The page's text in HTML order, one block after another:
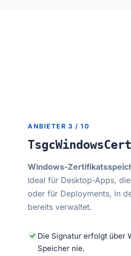
ANBIETER 3 / 10
Windows-
Ideal für Desktop-Apps,
oder für Deployments, in
bereits verwaltet.
Die Signatur erfolgt über
Speicher nie.